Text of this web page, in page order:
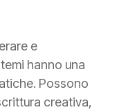
e
hanno una
Possono
creativa,